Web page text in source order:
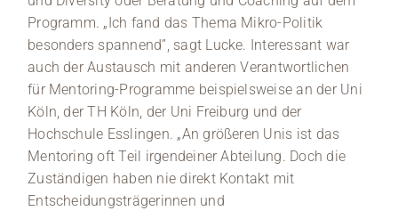
Programm. „Ich fand das Thema Mikro-Politik
besonders spannend”, sagt Lucke. Interessant war
auch der Austausch mit anderen Verantwortlichen
für Mentoring-Programme beispielsweise an der Uni
Köln, der TH Köln, der Uni Freiburg und der
Hochschule Esslingen. „An größeren Unis ist das
Mentoring oft Teil irgendeiner Abteilung. Doch die
Zuständigen haben nie direkt Kontakt mit
Entscheidungsträgerinnen und